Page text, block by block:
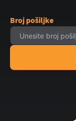
Broj pošiljke